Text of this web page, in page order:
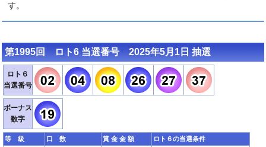
す。
第1995回 ロト6 当選番号 2025年5月1日 抽選
ロト６
当選番号
ボーナス
数字
等 級 口 数 賞 金 金 額
ロト６の当選条件